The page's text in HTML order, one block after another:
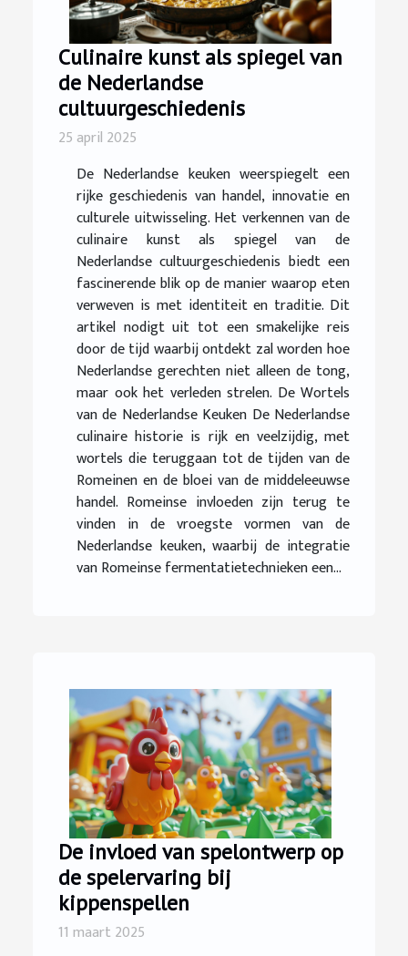
Culinaire kunst als spiegel van
de Nederlandse
cultuurgeschiedenis
25 april 2025
De Nederlandse keuken weerspiegelt een
rijke geschiedenis van handel, innovatie en
culturele uitwisseling. Het verkennen van de
culinaire kunst als spiegel van de
Nederlandse cultuurgeschiedenis biedt een
fascinerende blik op de manier waarop eten
verweven is met identiteit en traditie. Dit
artikel nodigt uit tot een smakelijke reis
door de tijd waarbij ontdekt zal worden hoe
Nederlandse gerechten niet alleen de tong,
maar ook het verleden strelen. De Wortels
van de Nederlandse Keuken De Nederlandse
culinaire historie is rijk en veelzijdig, met
wortels die teruggaan tot de tijden van de
Romeinen en de bloei van de middeleeuwse
handel. Romeinse invloeden zijn terug te
vinden in de vroegste vormen van de
Nederlandse keuken, waarbij de integratie
van Romeinse fermentatietechnieken een...
De invloed van spelontwerp op
de spelervaring bij
kippenspellen
11 maart 2025